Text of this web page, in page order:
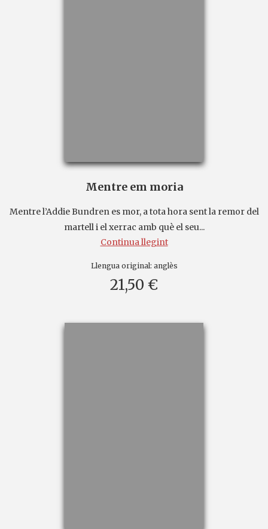
Mentre em moria
Mentre l’Addie Bundren es mor, a tota hora sent la remor del
martell i el xerrac amb què el seu...
Continua llegint
Llengua original: anglès
21,50 €